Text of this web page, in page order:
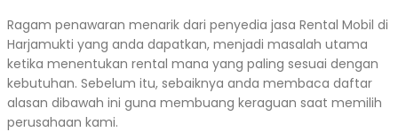
Ragam penawaran menarik dari penyedia jasa Rental Mobil di
Harjamukti yang anda dapatkan, menjadi masalah utama
ketika menentukan rental mana yang paling sesuai dengan
kebutuhan. Sebelum itu, sebaiknya anda membaca daftar
alasan dibawah ini guna membuang keraguan saat memilih
perusahaan kami.